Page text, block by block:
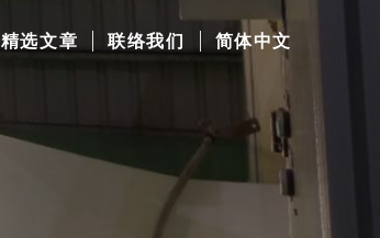
精选文章 联络我们 简体中文